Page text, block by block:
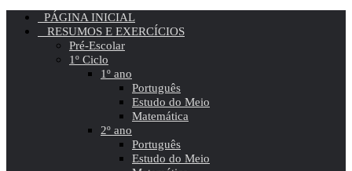
PÁGINA INICIAL
RESUMOS E EXERCÍCIOS
Pré-Escolar
1º Ciclo
1º ano
Português
Estudo do Meio
Matemática
2º ano
Português
Estudo do Meio